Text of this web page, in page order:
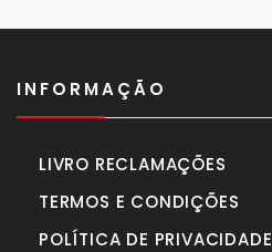
INFORMAÇÃO
LIVRO RECLAMAÇÕES
TERMOS E CONDIÇÕES
POLÍTICA DE PRIVACIDADE